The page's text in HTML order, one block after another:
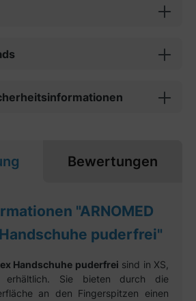
Bewertungen
"ARNOMED
puderfrei"
Handschuhe puderfrei sind in XS,
Sie bieten durch die
an den Fingerspitzen einen